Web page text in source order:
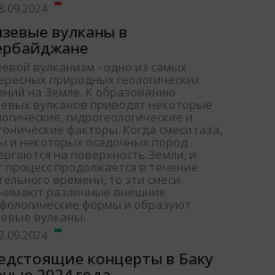
вулканы в
вулканизм - одно из самых
природных геологических
на Земле. К образованию
вулканов приводят некоторые
гидрогеологические и
факторы. Когда смеси газа,
и некоторых осадочных пород
на поверхность Земли, и
процесс продолжается в течение
времени, то эти смеси
различные внешние
формы и образуют
вулканы.
концерты в Баку